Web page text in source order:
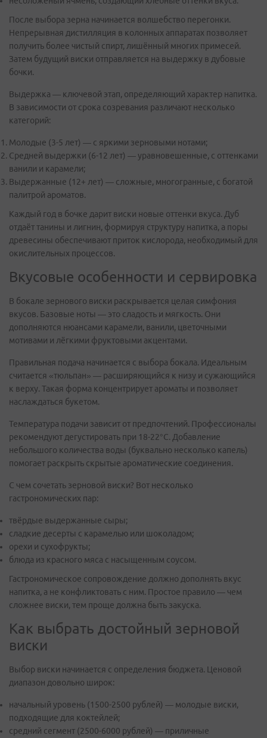
После выбора зерна начинается волшебство перегонки.
Непрерывная дистилляция в колонных аппаратах позволяет
получить более чистый спирт, лишённый многих примесей.
Затем будущий виски отправляется на выдержку в дубовые
бочки.
Выдержка — ключевой этап, определяющий характер напитка.
В зависимости от срока созревания различают несколько
категорий:
Молодые (3-5 лет) — с яркими зерновыми нотами;
Средней выдержки (6-12 лет) — уравновешенные, с оттенками
ванили и карамели;
Выдержанные (12+ лет) — сложные, многогранные, с богатой
палитрой ароматов.
Каждый год в бочке дарит виски новые оттенки вкуса. Дуб
отдаёт танины и лигнин, формируя структуру напитка, а поры
древесины обеспечивают приток кислорода, необходимый для
окислительных процессов.
Вкусовые особенности и сервировка
В бокале зернового виски раскрывается целая симфония
вкусов. Базовые ноты — это сладость и мягкость. Они
дополняются нюансами карамели, ванили, цветочными
мотивами и лёгкими фруктовыми акцентами.
Правильная подача начинается с выбора бокала. Идеальным
считается «тюльпан» — расширяющийся к низу и сужающийся
к верху. Такая форма концентрирует ароматы и позволяет
наслаждаться букетом.
Температура подачи зависит от предпочтений. Профессионалы
рекомендуют дегустировать при 18-22°C. Добавление
небольшого количества воды (буквально несколько капель)
помогает раскрыть скрытые ароматические соединения.
С чем сочетать зерновой виски? Вот несколько
гастрономических пар:
твёрдые выдержанные сыры;
сладкие десерты с карамелью или шоколадом;
орехи и сухофрукты;
блюда из красного мяса с насыщенным соусом.
Гастрономическое сопровождение должно дополнять вкус
напитка, а не конфликтовать с ним. Простое правило — чем
сложнее виски, тем проще должна быть закуска.
Как выбрать достойный зерновой
виски
Выбор виски начинается с определения бюджета. Ценовой
диапазон довольно широк:
начальный уровень (1500-2500 рублей) — молодые виски,
подходящие для коктейлей;
средний сегмент (2500-6000 рублей) — приличные